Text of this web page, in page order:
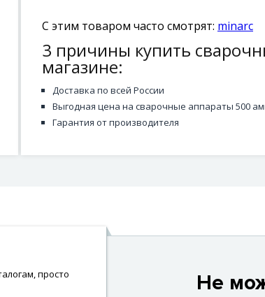
С этим товаром часто смотрят: minarc
3 причины купить
магазине:
Доставка по всей России
Выгодная цена на сварочные аппараты 500
Гарантия от производителя
просто
Не